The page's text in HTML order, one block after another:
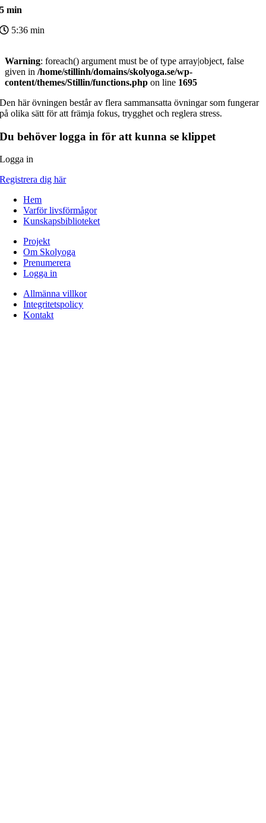
5 min
5:36 min
Warning: foreach() argument must be of type array|object, false
given in /home/stillinh/domains/skolyoga.se/wp-
content/themes/Stillin/functions.php on line 1695
Den här övningen består av flera sammansatta övningar som fungerar
på olika sätt för att främja fokus, trygghet och reglera stress.
Du behöver logga in för att kunna se klippet
Logga in
Registrera dig här
Hem
Varför livsförmågor
Kunskapsbiblioteket
Projekt
Om Skolyoga
Prenumerera
Logga in
Allmänna villkor
Integritetspolicy
Kontakt